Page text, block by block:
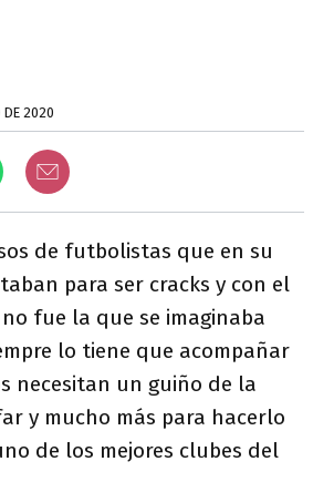
DE 2020
de futbolistas que en su
para ser cracks y con el
fue la que se imaginaba
lo tiene que acompañar
necesitan un guiño de la
y mucho más para hacerlo
de los mejores clubes del